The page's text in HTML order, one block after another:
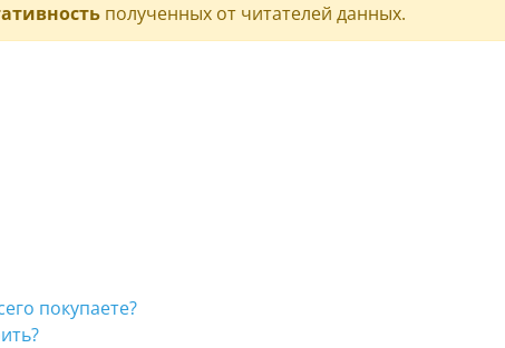
полученных от читателей данных.
покупаете?